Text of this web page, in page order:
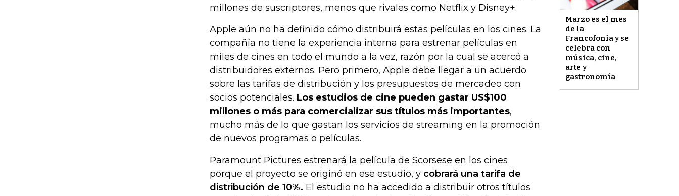
Marzo es el mes
de la
Francofonía y se
celebra con
música, cine,
arte y
gastronomía
millones de suscriptores, menos que rivales como Netflix y Disney+.
Apple aún no ha definido cómo distribuirá estas películas en los cines. La
compañía no tiene la experiencia interna para estrenar películas en
miles de cines en todo el mundo a la vez, razón por la cual se acercó a
distribuidores externos. Pero primero, Apple debe llegar a un acuerdo
sobre las tarifas de distribución y los presupuestos de mercadeo con
socios potenciales. Los estudios de cine pueden gastar US$100
millones o más para comercializar sus títulos más importantes,
mucho más de lo que gastan los servicios de streaming en la promoción
de nuevos programas o películas.
Paramount Pictures estrenará la película de Scorsese en los cines
porque el proyecto se originó en ese estudio, y cobrará una tarifa de
distribución de 10%. El estudio no ha accedido a distribuir otros títulos